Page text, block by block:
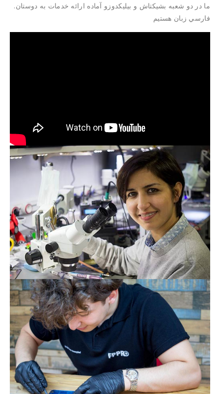
.ما در دو شعبه بشيكتاش و بيليكدوزو آماده ارائه خدمات به دوستان
فارسي زبان هستيم